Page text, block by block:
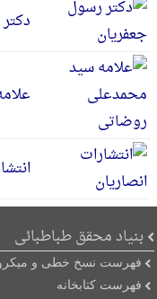
بنیاد محقق طباطبائی
فهرست نسخ خطی و
فهرست کتابخانه